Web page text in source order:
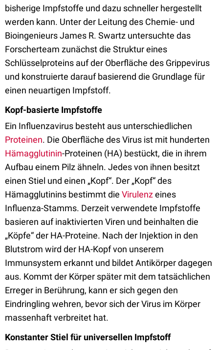
bisherige Impfstoffe und dazu schneller hergestellt
werden kann. Unter der Leitung des Chemie- und
Bioingenieurs James R. Swartz untersuchte das
Forscherteam zunächst die Struktur eines
Schlüsselproteins auf der Oberfläche des Grippevirus
und konstruierte darauf basierend die Grundlage für
einen neuartigen Impfstoff.
Kopf-basierte Impfstoffe
Ein Influenzavirus besteht aus unterschiedlichen
Proteinen. Die Oberfläche des Virus ist mit hunderten
Hämagglutinin-Proteinen (HA) bestückt, die in ihrem
Aufbau einem Pilz ähneln. Jedes von ihnen besitzt
einen Stiel und einen „Kopf“. Der „Kopf“ des
Hämagglutinins bestimmt die Virulenzeines
Influenza-Stamms. Derzeit verwendete Impfstoffe
basieren auf inaktivierten Viren und beinhalten die
„Köpfe“ der HA-Proteine. Nach der Injektion in den
Blutstrom wird der HA-Kopf von unserem
Immunsystem erkannt und bildet Antikörper dagegen
aus. Kommt der Körper später mit dem tatsächlichen
Erreger in Berührung, kann er sich gegen den
Eindringling wehren, bevor sich der Virus im Körper
massenhaft verbreitet hat.
Konstanter Stiel für universellen Impfstoff